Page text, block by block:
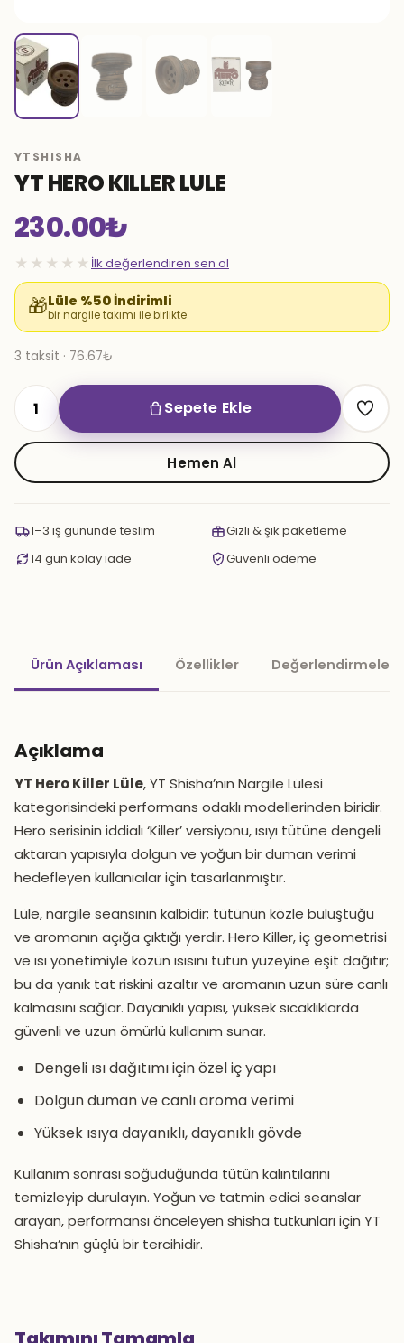
YTSHISHA
YT HERO KILLER LULE
230.00₺
★★★★★ İlk değerlendiren sen ol
🎁Lüle %50 İndirimli
bir nargile takımı ile birlikte
3 taksit · 76.67₺
YT
HERO
KILLER
LULE
Sepete Ekle
Hemen Al
1–3 iş gününde teslim
Gizli & şık paketleme
14 gün kolay iade
Güvenli ödeme
Ürün Açıklaması Özellikler Değerlendirmeler
Açıklama
YT Hero Killer Lüle, YT Shisha’nın Nargile Lülesi
kategorisindeki performans odaklı modellerinden biridir.
Hero serisinin iddialı ‘Killer’ versiyonu, ısıyı tütüne dengeli
aktaran yapısıyla dolgun ve yoğun bir duman verimi
hedefleyen kullanıcılar için tasarlanmıştır.
Lüle, nargile seansının kalbidir; tütünün közle buluştuğu
ve aromanın açığa çıktığı yerdir. Hero Killer, iç geometrisi
ve ısı yönetimiyle közün ısısını tütün yüzeyine eşit dağıtır;
bu da yanık tat riskini azaltır ve aromanın uzun süre canlı
kalmasını sağlar. Dayanıklı yapısı, yüksek sıcaklıklarda
güvenli ve uzun ömürlü kullanım sunar.
Dengeli ısı dağıtımı için özel iç yapı
Dolgun duman ve canlı aroma verimi
Yüksek ısıya dayanıklı, dayanıklı gövde
Kullanım sonrası soğuduğunda tütün kalıntılarını
temizleyip durulayın. Yoğun ve tatmin edici seanslar
arayan, performansı önceleyen shisha tutkunları için YT
Shisha’nın güçlü bir tercihidir.